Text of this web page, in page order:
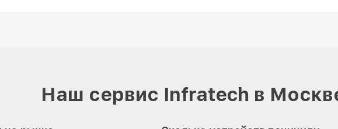
Наш сервис Infratech в